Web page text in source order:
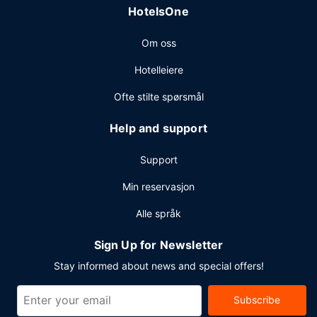
Gjestene tilbys ubetjent parkering (inkludert) på stedet.
HotelsOne
Om oss
Hotelleiere
Ofte stilte spørsmål
Help and support
Support
Min reservasjon
Alle språk
Sign Up for Newsletter
Stay informed about news and special offers!
Subscribe